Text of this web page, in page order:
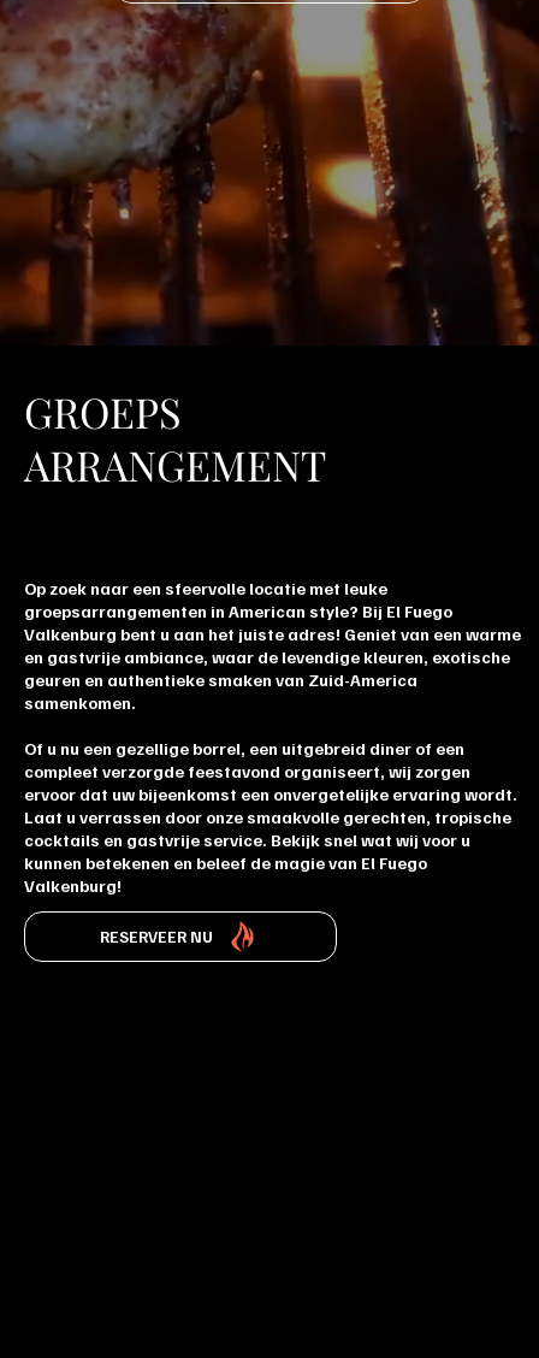
GROEPS
ARRANGEMENT
Op zoek naar een sfeervolle locatie met leuke
groepsarrangementen in American style? Bij El Fuego
Valkenburg bent u aan het juiste adres! Geniet van een warme
en gastvrije ambiance, waar de levendige kleuren, exotische
geuren en authentieke smaken van Zuid-America
samenkomen.
Of u nu een gezellige borrel, een uitgebreid diner of een
compleet verzorgde feestavond organiseert, wij zorgen
ervoor dat uw bijeenkomst een onvergetelijke ervaring wordt.
Laat u verrassen door onze smaakvolle gerechten, tropische
cocktails en gastvrije service. Bekijk snel wat wij voor u
kunnen betekenen en beleef de magie van El Fuego
Valkenburg!
RESERVEER NU